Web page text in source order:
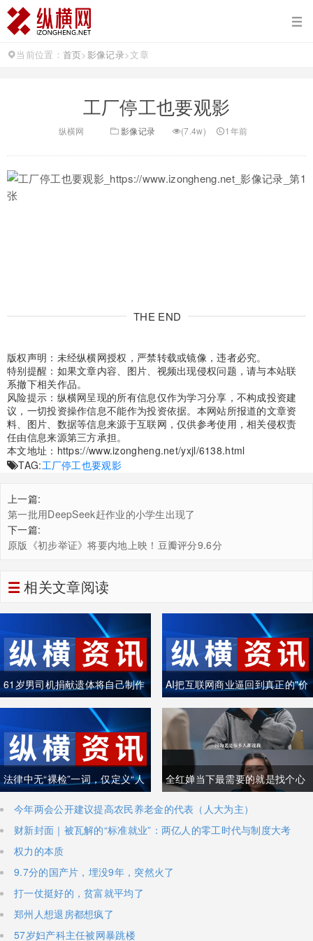
当前位置： 首页>影像记录>文章
工厂停工也要观影
纵横网 影像记录 (7.4w) 1年前
THE END
版权声明：未经纵横网授权，严禁转载或镜像，违者必究。
特别提醒：如果文章内容、图片、视频出现侵权问题，请与本站联
系撤下相关作品。
风险提示：纵横网呈现的所有信息仅作为学习分享，不构成投资建
议，一切投资操作信息不能作为投资依据。本网站所报道的文章资
料、图片、数据等信息来源于互联网，仅供参考使用，相关侵权责
任由信息来源第三方承担。
本文地址： https://www.izongheng.net/yxjl/6138.html
TAG:工厂停工也要观影
上一篇:
第一批用DeepSeek赶作业的小学生出现了
下一篇:
原版《初步举证》将要内地上映！豆瓣评分9.6分
相关文章阅读
61岁男司机捐献遗体将自己制作
成木乃伊
AI把互联网商业逼回到真正的"价
值创造"
法律中无“裸检”一词，仅定义“人
身检查”
全红婵当下最需要的就是找个心
理医生
今年两会公开建议提高农民养老金的代表（人大为主）
财新封面｜被瓦解的“标准就业”：两亿人的零工时代与制度大考
权力的本质
9.7分的国产片，埋没9年，突然火了
打一仗挺好的，贫富就平均了
郑州人想退房都想疯了
57岁妇产科主任被网暴跳楼